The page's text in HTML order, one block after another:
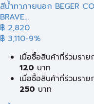
สีน้ำทาภายนอก BEGER
BRAVE...
฿ 2,820
฿ 3,110-9%
เมื่อซื้อสินค้าที่ร่วมรา
120 บาท
เมื่อซื้อสินค้าที่ร่วมรา
250 บาท